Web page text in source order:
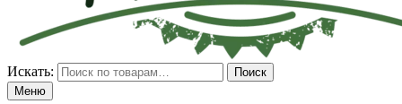
Искать:
Поиск
Меню